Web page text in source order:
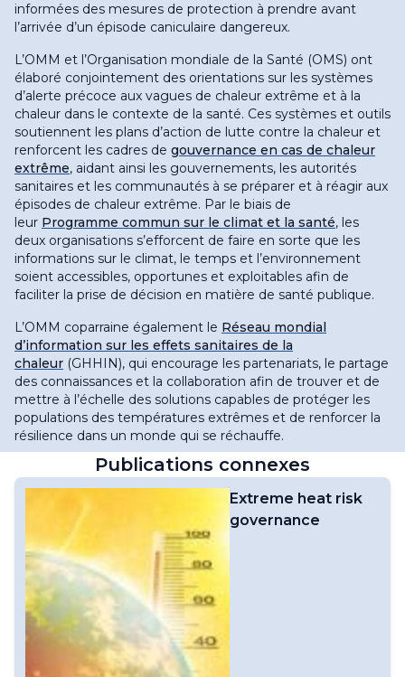
informées des mesures de protection à prendre avant
l’arrivée d’un épisode caniculaire dangereux.
L’OMM et l’Organisation mondiale de la Santé (OMS) ont
élaboré conjointement des orientations sur les systèmes
d’alerte précoce aux vagues de chaleur extrême et à la
chaleur dans le contexte de la santé. Ces systèmes et outils
soutiennent les plans d’action de lutte contre la chaleur et
renforcent les cadres de gouvernance en cas de chaleur
extrême, aidant ainsi les gouvernements, les autorités
sanitaires et les communautés à se préparer et à réagir aux
épisodes de chaleur extrême. Par le biais de
leur Programme commun sur le climat et la santé, les
deux organisations s’efforcent de faire en sorte que les
informations sur le climat, le temps et l’environnement
soient accessibles, opportunes et exploitables afin de
faciliter la prise de décision en matière de santé publique.
L’OMM coparraine également le Réseau mondial
d’information sur les effets sanitaires de la
chaleur (GHHIN), qui encourage les partenariats, le partage
des connaissances et la collaboration afin de trouver et de
mettre à l’échelle des solutions capables de protéger les
populations des températures extrêmes et de renforcer la
résilience dans un monde qui se réchauffe.
Publications connexes
Extreme heat risk
governance